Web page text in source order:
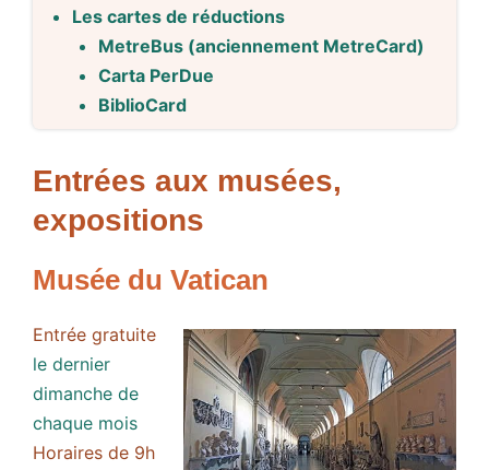
Les cartes de réductions
MetreBus (anciennement MetreCard)
Carta PerDue
BiblioCard
Entrées aux musées,
expositions
Musée du Vatican
Entrée gratuite
le dernier
dimanche de
chaque mois
Horaires de 9h